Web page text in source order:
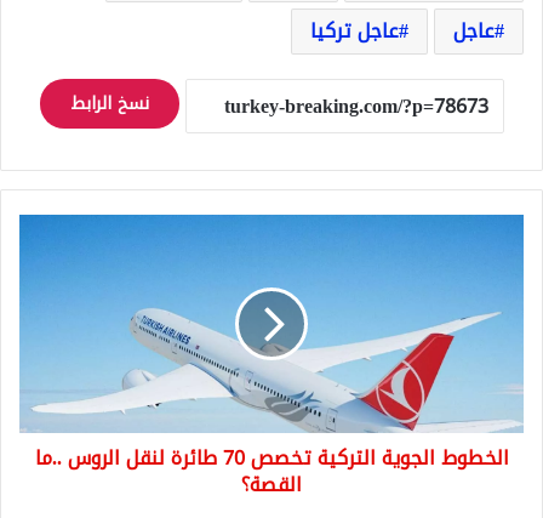
عاجل
عاجل تركيا
نسخ الرابط
لنقل
الروس
..ما
القصة؟
الخطوط الجوية التركية تخصص 70 طائرة لنقل الروس ..ما
القصة؟